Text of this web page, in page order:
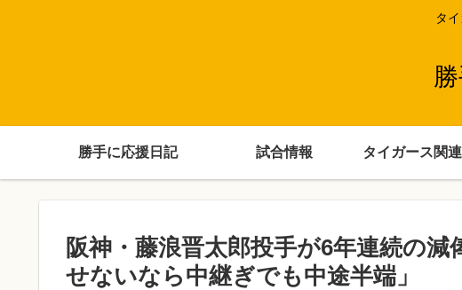
タ
勝手に応援日記 試合情報 タイガース関
阪神・藤浪晋太郎投手が6年連続の
せないなら中継ぎでも中途半端」